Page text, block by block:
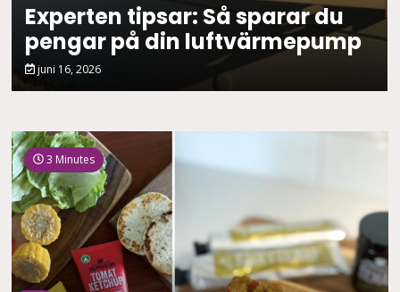
Experten tipsar: Så sparar du
pengar på din luftvärmepump
juni 16, 2026
3 Minutes